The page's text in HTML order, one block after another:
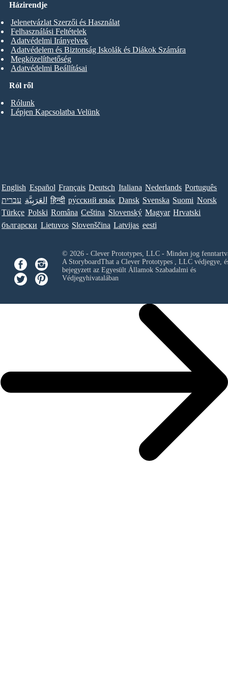
Ról ről
Rólunk
Lépjen Kapcsolatba Velünk
Házirendje
Jelenetvázlat Szerzői és Használat
Felhasználási Feltételek
Adatvédelmi Irányelvek
Adatvédelem és Biztonság Iskolák és Diákok Számára
Megközelíthetőség
Adatvédelmi Beállításai
English Español Français Deutsch Italiana Nederlands Português
עברית العَرَبِيَّة हिन्दी ру́сский язы́к Dansk Svenska Suomi Norsk
Türkçe Polski Româna Ceština Slovenský Magyar Hrvatski
български Lietuvos Slovenščina Latvijas eesti
© 2026 - Clever Prototypes, LLC - Minden jog
A StoryboardThat a Clever Prototypes , LLCvédjegye,
bejegyzett az Egyesült Államok Szabadalmi és
Védjegyhivatalában